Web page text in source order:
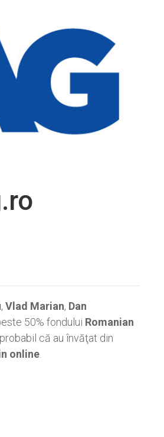
, Vlad Marian, Dan
50% fondului Romanian
că au învăţat din
online